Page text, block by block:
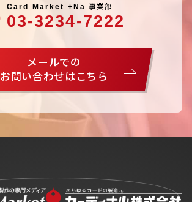
Card Market +Na事業部
03-3234-7222
メールでの
お問い合わせはこちら